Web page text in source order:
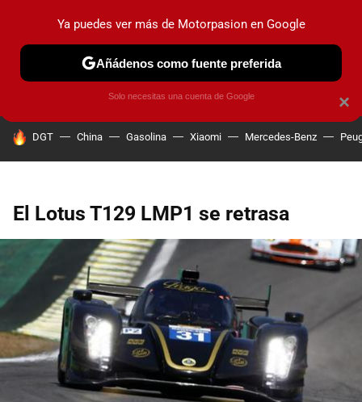
PRUEBAS COCHES ELÉCTRICOS OBSERVATORIO
HOY SE HABLA DE
DGT China Gasolina Xiaomi Mercedes-Benz
El Lotus T129 LMP1 se retrasa
×
Ya puedes ver más de Motorpasion en Google
Añádenos como fuente preferida
Solo necesitas una cuenta de Google